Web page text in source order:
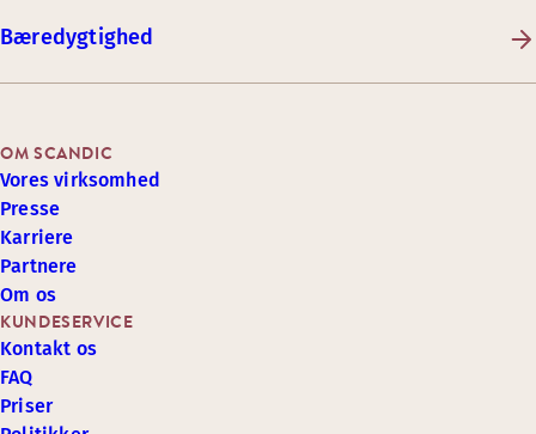
Bæredygtighed
KUNDESERVICE
Kontakt os
FAQ
Priser
OM SCANDIC
Vores virksomhed
Presse
Karriere
Partnere
Om os